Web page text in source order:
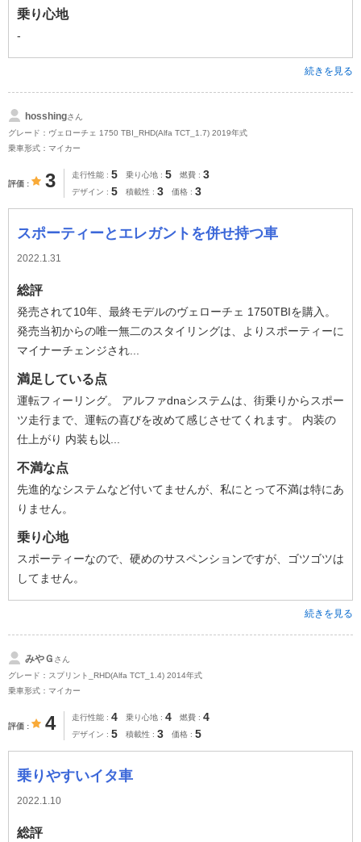
乗り心地
-
続きを見る
hosshingさん
グレード：ヴェローチェ 1750 TBI_RHD(Alfa TCT_1.7) 2019年式
乗車形式：マイカー
評価 3 走行性能 5 乗り心地 5 燃費 3
デザイン 5 積載性 3 価格 3
スポーティーとエレガントを併せ持つ車
2022.1.31
総評
発売されて10年、最終モデルのヴェローチェ 1750TBIを購入。
発売当初からの唯一無二のスタイリングは、よりスポーティーに
マイナーチェンジされ...
満足している点
運転フィーリング。 アルファdnaシステムは、街乗りからスポー
ツ走行まで、運転の喜びを改めて感じさせてくれます。 内装の
仕上がり 内装も以...
不満な点
先進的なシステムなど付いてませんが、私にとって不満は特にあ
りません。
乗り心地
スポーティーなので、硬めのサスペンションですが、ゴツゴツは
してません。
続きを見る
みやＧ さん
グレード：スプリント_RHD(Alfa TCT_1.4) 2014年式
乗車形式：マイカー
評価 4 走行性能 4 乗り心地 4 燃費 4
デザイン 5 積載性 3 価格 5
乗りやすいイタ車
2022.1.10
総評